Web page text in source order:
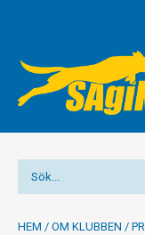
HEM / OM KLUBBEN /